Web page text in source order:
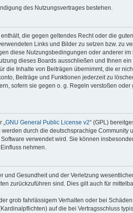
des Nutzungsvertrages bestehen.
die gegen geltendes Recht oder die
Links und Bilder zu setzen bzw. zu
diese Nutzungsbedingungen oder anderer
dieses Boards ausschließen und Ihnen
die Inhalte von Beiträgen übernimmt, die er
Beiträge und Funktionen jederzeit zu
sofern sie gegen o. g. Regeln verstoßen
GNU General Public License v2“ (GPL)
durch die deutschsprachige Community
verwendet wird. Sie können
nehmen.
und Gesundheit und der Verletzung
zurückzuführen sind. Dies gilt auch für
grob fahrlässigem Verhalten oder bei
auf die bei Vertragsschluss